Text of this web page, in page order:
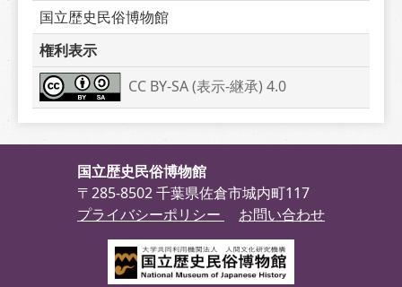
国立歴史民俗博物館
権利表示
CC BY-SA (表示-継承) 4.0
国立歴史民俗博物館
〒285-8502 千葉県佐倉市城内町117
プライバシーポリシー
お問い合わせ